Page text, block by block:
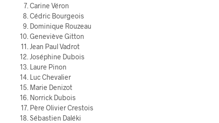
Carine Véron
Cédric Bourgeois
Dominique Rouzeau
Geneviève Gitton
Jean Paul Vadrot
Joséphine Dubois
Laure Pinon
Luc Chevalier
Marie Denizot
Norrick Dubois
Père Olivier Crestois
Sébastien Daléki